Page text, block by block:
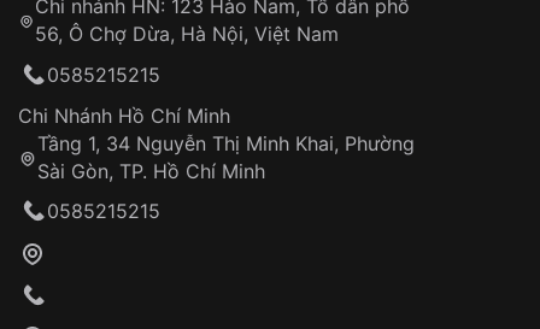
Từ khóa SEO:
Khách hàng kiểm tra và thanh toán trực tiếp
Đảm bảo quyền lợi khách hàng
Đồng hành cùng khách hàng trong suốt quá
trình sử dụng
Chi nhánh HN: 123 Hào Nam, Tổ dân phố
56, Ô Chợ Dừa, Hà Nội, Việt Nam
0585215215
Chi Nhánh Hồ Chí Minh
Tầng 1, 34 Nguyễn Thị Minh Khai, Phường
Sài Gòn, TP. Hồ Chí Minh
0585215215